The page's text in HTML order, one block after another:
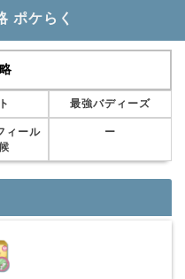
ポケらく
最強バディーズ
ィール
ー